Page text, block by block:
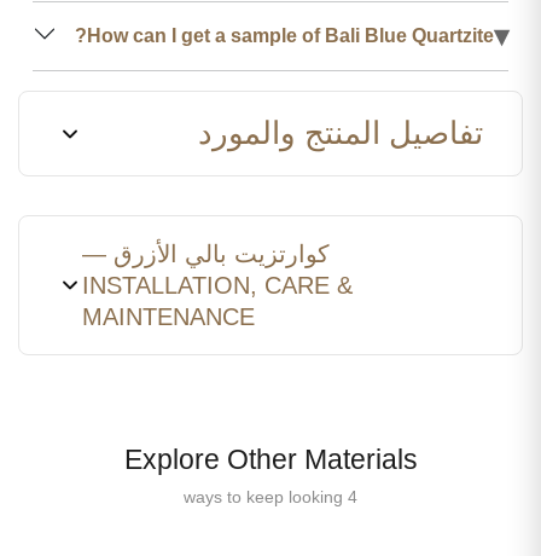
▾
How can I get a sample of Bali Blue Quartzite?
تفاصيل المنتج والمورد
كوارتزيت بالي الأزرق —
INSTALLATION, CARE &
MAINTENANCE
Explore Other Materials
4 ways to keep looking